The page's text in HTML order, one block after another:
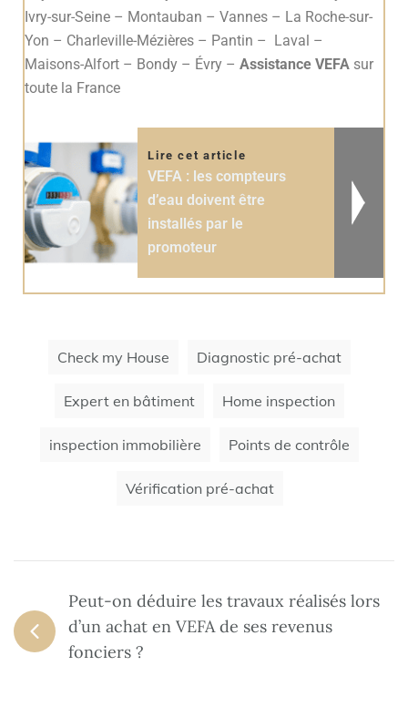
Ivry-sur-Seine – Montauban – Vannes – La Roche-sur-
Yon – Charleville-Mézières – Pantin – Laval –
Maisons-Alfort – Bondy – Évry – Assistance VEFA sur
toute la France
Lire cet article
VEFA : les compteurs
d’eau doivent être
installés par le
promoteur
Check my House Diagnostic pré-achat
Expert en bâtiment Home inspection
inspection immobilière Points de contrôle
Vérification pré-achat
Peut-on déduire les travaux réalisés lors
d’un achat en VEFA de ses revenus
fonciers ?